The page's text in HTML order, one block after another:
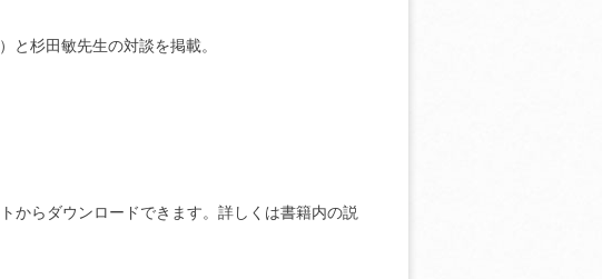
と杉田敏先生の対談を掲載。
からダウンロードできます。詳しくは書籍内の説